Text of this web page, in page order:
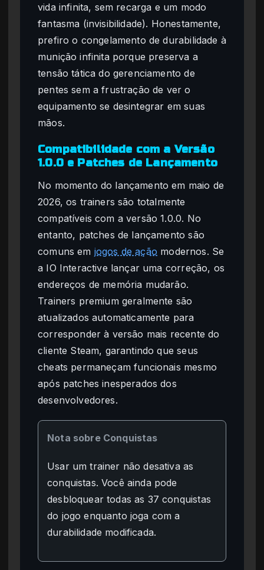
vida infinita, sem recarga e um modo
fantasma (invisibilidade). Honestamente,
prefiro o congelamento de durabilidade à
munição infinita porque preserva a
tensão tática do gerenciamento de
pentes sem a frustração de ver o
equipamento se desintegrar em suas
mãos.
Compatibilidade com a Versão
1.0.0 e Patches de Lançamento
No momento do lançamento em maio de
2026, os trainers são totalmente
compatíveis com a versão 1.0.0. No
entanto, patches de lançamento são
comuns em jogos de ação modernos. Se
a IO Interactive lançar uma correção, os
endereços de memória mudarão.
Trainers premium geralmente são
atualizados automaticamente para
corresponder à versão mais recente do
cliente Steam, garantindo que seus
cheats permaneçam funcionais mesmo
após patches inesperados dos
desenvolvedores.
Nota sobre Conquistas
Usar um trainer não desativa as
conquistas. Você ainda pode
desbloquear todas as 37 conquistas
do jogo enquanto joga com a
durabilidade modificada.